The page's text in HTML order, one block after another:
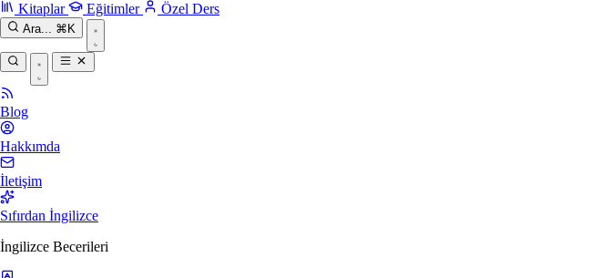
Kitaplar Eğitimler Özel Ders
Ara... ⌘K
Blog
Hakkımda
İletişim
Sıfırdan İngilizce
İngilizce Becerileri